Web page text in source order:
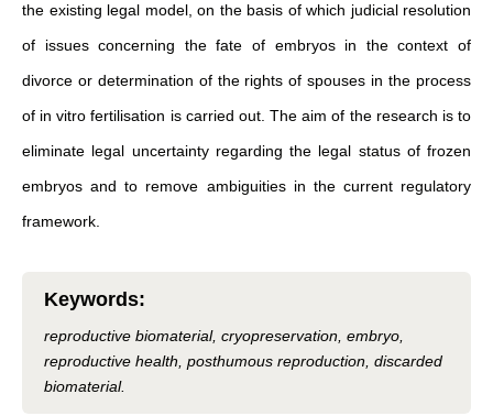
the existing legal model, on the basis of which judicial resolution
of issues concerning the fate of embryos in the context of
divorce or determination of the rights of spouses in the process
of in vitro fertilisation is carried out. The aim of the research is to
eliminate legal uncertainty regarding the legal status of frozen
embryos and to remove ambiguities in the current regulatory
framework.
Keywords:
reproductive biomaterial, cryopreservation, embryo,
reproductive health, posthumous reproduction, discarded
biomaterial.